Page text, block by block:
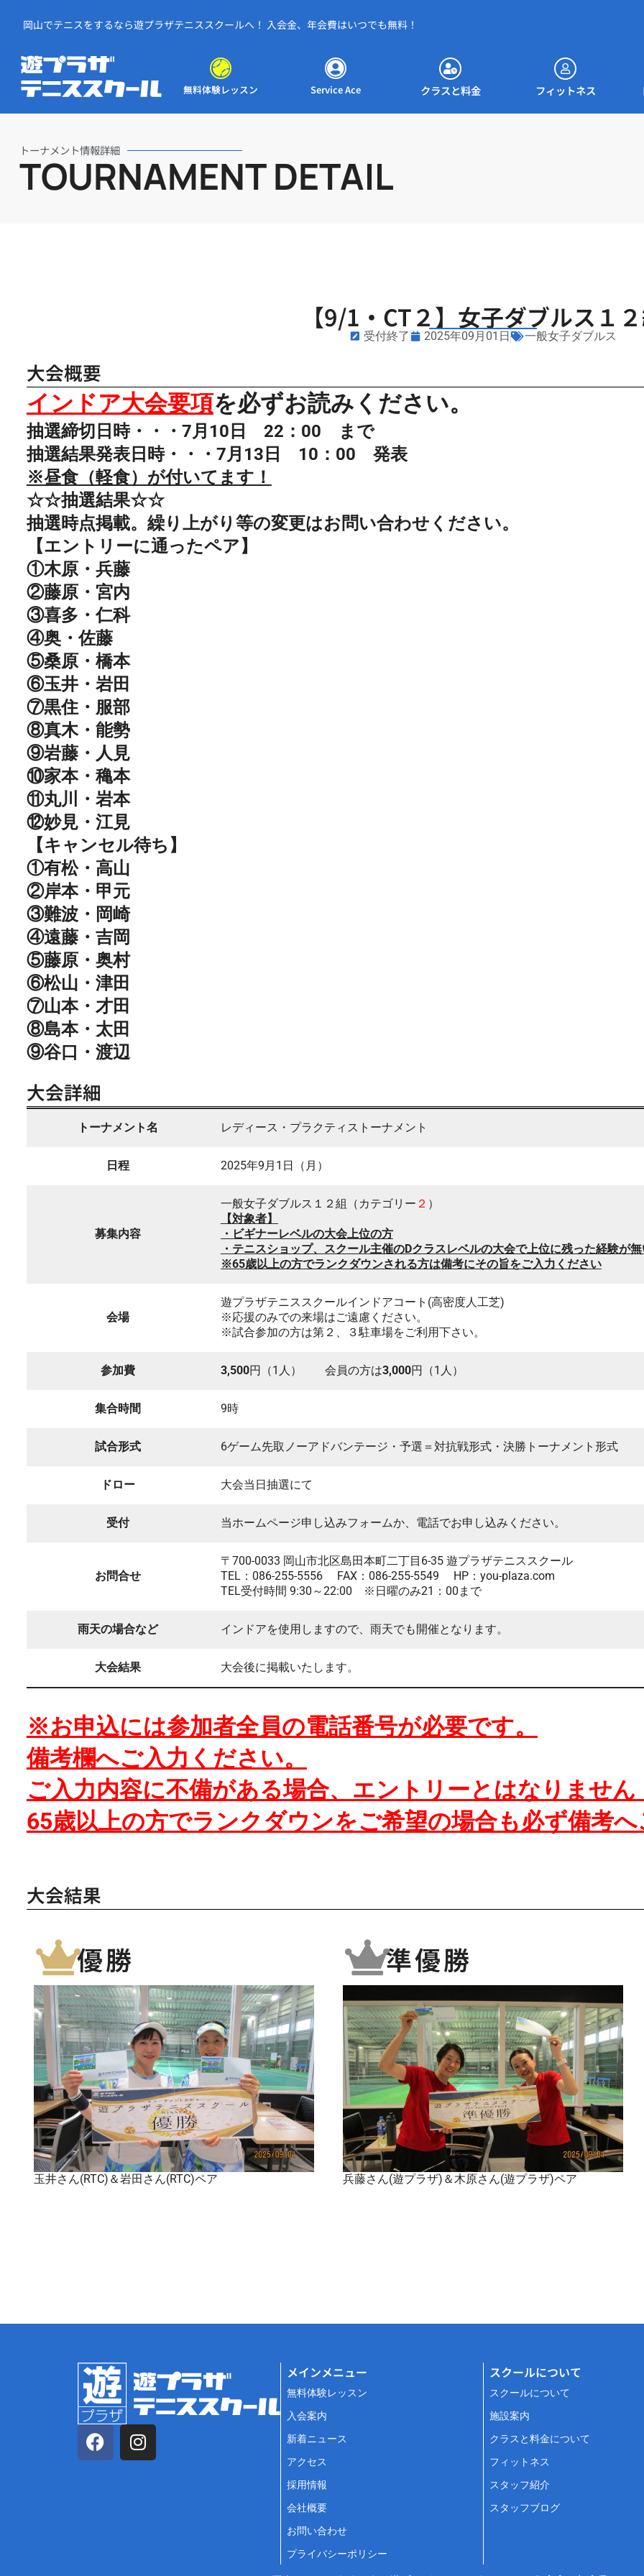
岡山でテニスをするなら遊プラザテニススクールへ！ 入会金、年会費はいつでも無料！
無料体験レッスン
お試しレッスン無料！
Service Ace
予約ページへ
クラスと料金
クラスと料金
フィットネス
フィットネス
トーナメント情報詳細
TOURNAMENT DETAIL
【9/1・CT２】女子ダブルス１
受付終了 2025年09月01日 一般女子ダブルス
大会概要
インドア大会要項を必ずお読みください。
抽選締切日時・・・7月10日 22：00 まで
抽選結果発表日時・・・7月13日 10：00 発表
※昼食（軽食）が付いてます！
☆☆抽選結果☆☆
抽選時点掲載。繰り上がり等の変更はお問い合わせください。
【エントリーに通ったペア】
①木原・兵藤
②藤原・宮内
③喜多・仁科
④奥・佐藤
⑤桑原・橋本
⑥玉井・岩田
⑦黒住・服部
⑧真木・能勢
⑨岩藤・人見
⑩家本・穐本
⑪丸川・岩本
⑫妙見・江見
【キャンセル待ち】
①有松・高山
②岸本・甲元
③難波・岡崎
④遠藤・吉岡
⑤藤原・奥村
⑥松山・津田
⑦山本・才田
⑧島本・太田
⑨谷口・渡辺
大会詳細
トーナメント名 レディース・プラクティストーナメント
日程 2025年9月1日（月）
募集内容
一般女子ダブルス１２組（カテゴリー ２ ）
【対象者】
・ビギナーレベルの大会上位の方
・テニスショップ、スクール主催のDクラスレベルの大会で上位に残った経験が
※65歳以上の方でランクダウンされる方は備考にその旨をご入力ください
会場
遊プラザテニススクールインドアコート(高密度人工芝)
※応援のみでの来場はご遠慮ください。
※試合参加の方は第２、３駐車場をご利用下さい。
参加費 3,500円（1人） 会員の方は3,000円（1人）
集合時間 9時
試合形式 6ゲーム先取ノーアドバンテージ・予選＝対抗戦形式・決勝トーナメント形式
ドロー 大会当日抽選にて
受付 当ホームページ申し込みフォームか、電話でお申し込みください。
お問合せ
〒700-0033 岡山市北区島田本町二丁目6-35 遊プラザテニススクール
TEL：086-255-5556 FAX：086-255-5549 HP：you-plaza.com
TEL受付時間 9:30～22:00 ※日曜のみ21：00まで
雨天の場合など インドアを使用しますので、雨天でも開催となります。
大会結果 大会後に掲載いたします。
※お申込には参加者全員の電話番号が必要です。
備考欄へご入力ください。
ご入力内容に不備がある場合、 エントリーとはなりません
65歳以上の方でランクダウンをご希望の場合も必ず備考
大会結果
優勝
玉井さん(RTC)＆岩田さん(RTC)ペア
準優勝
兵藤さん(遊プラザ)＆木原さん(遊プラザ)ペア
メインメニュー
無料体験レッスン
入会案内
新着ニュース
アクセス
採用情報
会社概要
お問い合わせ
プライバシーポリシー
スクールについて
スクールについて
施設案内
クラスと料金について
フィットネス
スタッフ紹介
スタッフブログ